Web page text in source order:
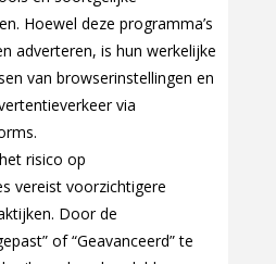
Hoewel deze programma’s
adverteren, is hun werkelijke
van browserinstellingen en
via
risico op
vereist voorzichtigere
Door de
of “Geavanceerd” te